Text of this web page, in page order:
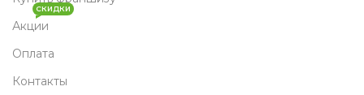
Акции
СКИДКИ
Оплата
Контакты